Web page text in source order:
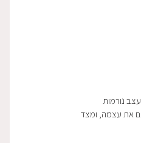
נורמות
את עצמה, ומצד